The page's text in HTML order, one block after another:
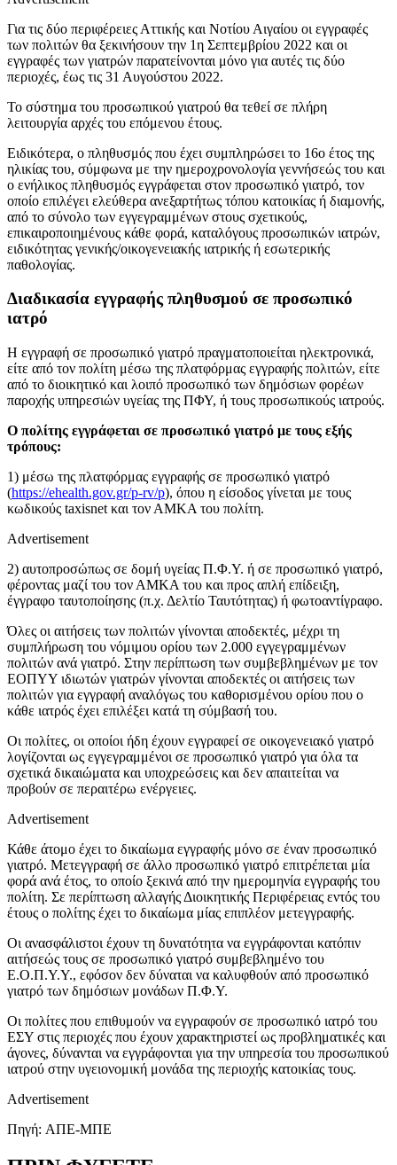
Για τις δύο περιφέρειες Αττικής και Νοτίου Αιγαίου οι εγγραφές
των πολιτών θα ξεκινήσουν την 1η Σεπτεμβρίου 2022 και οι
εγγραφές των γιατρών παρατείνονται μόνο για αυτές τις δύο
περιοχές, έως τις 31 Αυγούστου 2022.
Το σύστημα του προσωπικού γιατρού θα τεθεί σε πλήρη
λειτουργία αρχές του επόμενου έτους.
Ειδικότερα, ο πληθυσμός που έχει συμπληρώσει το 16ο έτος της
ηλικίας του, σύμφωνα με την ημεροχρονολογία γεννήσεώς του και
ο ενήλικος πληθυσμός εγγράφεται στον προσωπικό γιατρό, τον
οποίο επιλέγει ελεύθερα ανεξαρτήτως τόπου κατοικίας ή διαμονής,
από το σύνολο των εγγεγραμμένων στους σχετικούς,
επικαιροποιημένους κάθε φορά, καταλόγους προσωπικών ιατρών,
ειδικότητας γενικής/οικογενειακής ιατρικής ή εσωτερικής
παθολογίας.
Διαδικασία εγγραφής πληθυσμού σε προσωπικό
ιατρό
Η εγγραφή σε προσωπικό γιατρό πραγματοποιείται ηλεκτρονικά,
είτε από τον πολίτη μέσω της πλατφόρμας εγγραφής πολιτών, είτε
από το διοικητικό και λοιπό προσωπικό των δημόσιων φορέων
παροχής υπηρεσιών υγείας της ΠΦΥ, ή τους προσωπικούς ιατρούς.
Ο πολίτης εγγράφεται σε προσωπικό γιατρό με τους εξής
τρόπους:
1) μέσω της πλατφόρμας εγγραφής σε προσωπικό γιατρό
(https://ehealth.gov.gr/p-rv/p), όπου η είσοδος γίνεται με τους
κωδικούς taxisnet και τον ΑΜΚΑ του πολίτη.
Advertisement
2) αυτοπροσώπως σε δομή υγείας Π.Φ.Υ. ή σε προσωπικό γιατρό,
φέροντας μαζί του τον ΑΜΚΑ του και προς απλή επίδειξη,
έγγραφο ταυτοποίησης (π.χ. Δελτίο Ταυτότητας) ή φωτοαντίγραφο.
Όλες οι αιτήσεις των πολιτών γίνονται αποδεκτές, μέχρι τη
συμπλήρωση του νόμιμου ορίου των 2.000 εγγεγραμμένων
πολιτών ανά γιατρό. Στην περίπτωση των συμβεβλημένων με τον
ΕΟΠΥΥ ιδιωτών γιατρών γίνονται αποδεκτές οι αιτήσεις των
πολιτών για εγγραφή αναλόγως του καθορισμένου ορίου που ο
κάθε ιατρός έχει επιλέξει κατά τη σύμβασή του.
Οι πολίτες, οι οποίοι ήδη έχουν εγγραφεί σε οικογενειακό γιατρό
λογίζονται ως εγγεγραμμένοι σε προσωπικό γιατρό για όλα τα
σχετικά δικαιώματα και υποχρεώσεις και δεν απαιτείται να
προβούν σε περαιτέρω ενέργειες.
Advertisement
Κάθε άτομο έχει το δικαίωμα εγγραφής μόνο σε έναν προσωπικό
γιατρό. Μετεγγραφή σε άλλο προσωπικό γιατρό επιτρέπεται μία
φορά ανά έτος, το οποίο ξεκινά από την ημερομηνία εγγραφής του
πολίτη. Σε περίπτωση αλλαγής Διοικητικής Περιφέρειας εντός του
έτους ο πολίτης έχει το δικαίωμα μίας επιπλέον μετεγγραφής.
Οι ανασφάλιστοι έχουν τη δυνατότητα να εγγράφονται κατόπιν
αιτήσεώς τους σε προσωπικό γιατρό συμβεβλημένο του
Ε.Ο.Π.Υ.Υ., εφόσον δεν δύναται να καλυφθούν από προσωπικό
γιατρό των δημόσιων μονάδων Π.Φ.Υ.
Οι πολίτες που επιθυμούν να εγγραφούν σε προσωπικό ιατρό του
ΕΣΥ στις περιοχές που έχουν χαρακτηριστεί ως προβληματικές και
άγονες, δύνανται να εγγράφονται για την υπηρεσία του προσωπικού
ιατρού στην υγειονομική μονάδα της περιοχής κατοικίας τους.
Advertisement
Πηγή: AΠΕ-ΜΠΕ